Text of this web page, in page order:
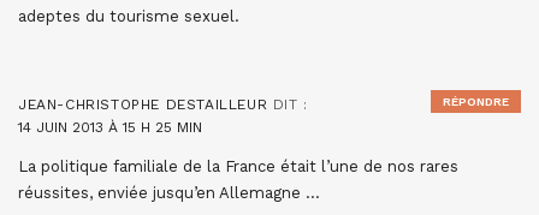
adeptes du tourisme sexuel.
JEAN-CHRISTOPHE DESTAILLEUR DIT :
14 JUIN 2013 À 15 H 25 MIN
La politique familiale de la France était l’une de nos rares
réussites, enviée jusqu’en Allemagne …
RÉPONDRE